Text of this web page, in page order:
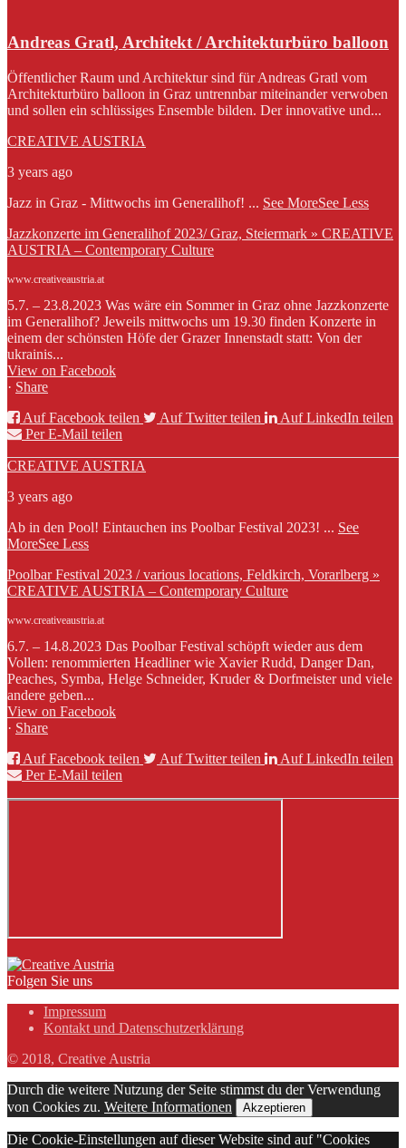
Andreas Gratl, Architekt / Architekturbüro balloon
Öffentlicher Raum und Architektur sind für Andreas Gratl vom
Architekturbüro balloon in Graz untrennbar miteinander verwoben
und sollen ein schlüssiges Ensemble bilden. Der innovative und...
CREATIVE AUSTRIA
3 years ago
Jazz in Graz - Mittwochs im Generalihof! ... See MoreSee Less
Jazzkonzerte im Generalihof 2023/ Graz, Steiermark » CREATIVE
AUSTRIA – Contemporary Culture
www.creativeaustria.at
5.7. – 23.8.2023 Was wäre ein Sommer in Graz ohne Jazzkonzerte
im Generalihof? Jeweils mittwochs um 19.30 finden Konzerte in
einem der schönsten Höfe der Grazer Innenstadt statt: Von der
ukrainis...
View on Facebook
· Share
Auf Facebook teilen
Auf Twitter teilen
Auf LinkedIn teilen
Per E-Mail teilen
CREATIVE AUSTRIA
3 years ago
Ab in den Pool! Eintauchen ins Poolbar Festival 2023! ... See
MoreSee Less
Poolbar Festival 2023 / various locations, Feldkirch, Vorarlberg »
CREATIVE AUSTRIA – Contemporary Culture
www.creativeaustria.at
6.7. – 14.8.2023 Das Poolbar Festival schöpft wieder aus dem
Vollen: renommierten Headliner wie Xavier Rudd, Danger Dan,
Peaches, Symba, Helge Schneider, Kruder & Dorfmeister und viele
andere geben...
View on Facebook
· Share
Auf Facebook teilen
Auf Twitter teilen
Auf LinkedIn teilen
Per E-Mail teilen
Folgen Sie uns
Impressum
Kontakt und Datenschutzerklärung
© 2018, Creative Austria
Durch die weitere Nutzung der Seite stimmst du der Verwendung
von Cookies zu. Weitere Informationen Akzeptieren
Die Cookie-Einstellungen auf dieser Website sind auf "Cookies